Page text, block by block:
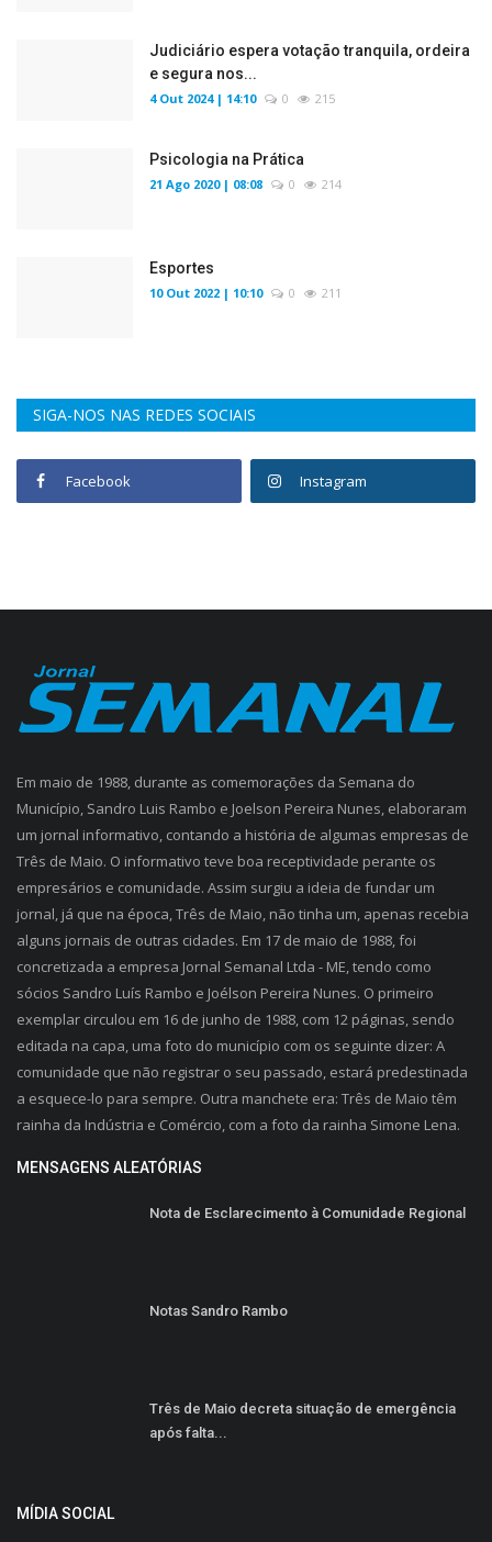
Judiciário espera votação tranquila, ordeira
e segura nos...
4 Out 2024 | 14:10 0 215
Psicologia na Prática
21 Ago 2020 | 08:08 0 214
Esportes
10 Out 2022 | 10:10 0 211
SIGA-NOS NAS REDES SOCIAIS
Facebook Instagram
Em maio de 1988, durante as comemorações da Semana do
Município, Sandro Luis Rambo e Joelson Pereira Nunes, elaboraram
um jornal informativo, contando a história de algumas empresas de
Três de Maio. O informativo teve boa receptividade perante os
empresários e comunidade. Assim surgiu a ideia de fundar um
jornal, já que na época, Três de Maio, não tinha um, apenas recebia
alguns jornais de outras cidades. Em 17 de maio de 1988, foi
concretizada a empresa Jornal Semanal Ltda - ME, tendo como
sócios Sandro Luís Rambo e Joélson Pereira Nunes. O primeiro
exemplar circulou em 16 de junho de 1988, com 12 páginas, sendo
editada na capa, uma foto do município com os seguinte dizer: A
comunidade que não registrar o seu passado, estará predestinada
a esquece-lo para sempre. Outra manchete era: Três de Maio têm
rainha da Indústria e Comércio, com a foto da rainha Simone Lena.
MENSAGENS ALEATÓRIAS
Nota de Esclarecimento à Comunidade Regional
Notas Sandro Rambo
Três de Maio decreta situação de emergência
após falta...
MÍDIA SOCIAL